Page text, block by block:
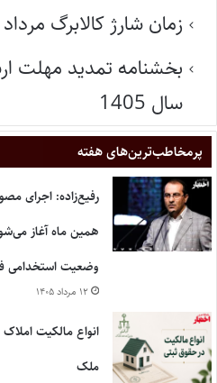
زمان شارژ کالابرگ
بخشنامه تمدید مهلت
سال 1405
پر‌مخاطب‌ترین‌های هفته
رفیع‌زاده: اجرای
همین ماه آغاز
وضعیت استخدامی
۱۲ مرداد ۱۴۰۵
ملک